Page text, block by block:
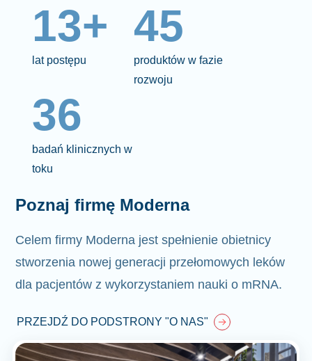
13+
lat postępu
45
produktów w fazie
rozwoju
36
badań klinicznych w
toku
Poznaj firmę Moderna
Celem firmy Moderna jest spełnienie obietnicy
stworzenia nowej generacji przełomowych leków
dla pacjentów z wykorzystaniem nauki o mRNA.
PRZEJDŹ DO PODSTRONY "O NAS"